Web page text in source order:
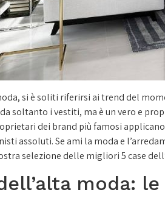
si è soliti riferirsi ai trend del
soltanto i vestiti, ma è un vero e
dei brand più famosi
assoluti. Se ami la moda e
selezione delle migliori 5 case
moda: